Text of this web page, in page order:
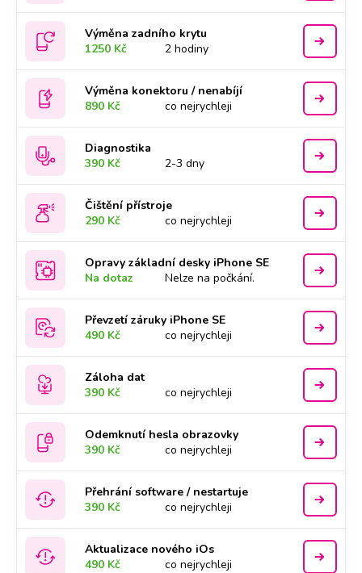
Výměna zadního krytu
1250 Kč
2 hodiny
Výměna konektoru / nenabíjí
890 Kč
co nejrychleji
Diagnostika
390 Kč
2-3 dny
Čištění přístroje
290 Kč
co nejrychleji
Opravy základní desky iPhone SE
Na dotaz
Nelze na počkání.
Převzetí záruky iPhone SE
490 Kč
co nejrychleji
Záloha dat
390 Kč
co nejrychleji
Odemknutí hesla obrazovky
390 Kč
co nejrychleji
Přehrání software / nestartuje
390 Kč
co nejrychleji
Aktualizace nového iOs
490 Kč
co nejrychleji